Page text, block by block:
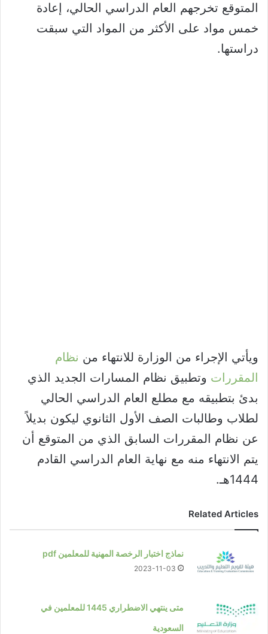
المتوقع تخرجهم العام الدراسي الحالي، إعادة
خمس مواد على الأكثر من المواد التي سبقت
دراستها.
ويأتي الإجراء من الوزارة للانتهاء من نظام
المقررات وتطبيق نظام المسارات الجديد الذي
بدئ بتطبيقه مع مطلع العام الدراسي الحالي
لطلاب وطالبات الصف الأول الثانوي ليكون بديلاً
عن نظام المقررات السابق الذي من المتوقع أن
يتم الانتهاء منه مع نهاية العام الدراسي القادم
1444هـ.
Related Articles
نماذج اختبار الرخصة المهنية للمعلمين pdf
2023-11-03
متى ينتهي الاضطراري 1445 للمعلمين في
السعودية